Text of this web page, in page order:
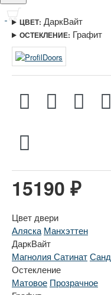
ЦВЕТ: ДаркВайт
ОСТЕКЛЕНИЕ: Графит
15190 ₽
Цвет двери
Аляска Манхэттен
ДаркВайт
Магнолия СатинатСанд
Остекление
Матовое Прозрачное